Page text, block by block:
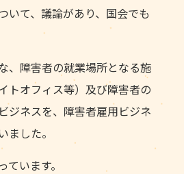
いて、議論があり、国会でも
、障害者の就業場所となる施
トオフィス等）及び障害者の
ジネスを、障害者雇用ビジネ
ました。
います。